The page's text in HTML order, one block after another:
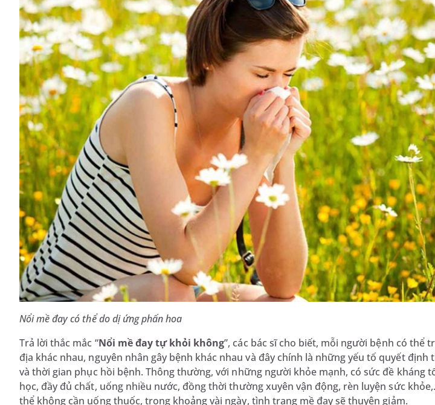
Nổi mề đay có thể do dị ứng phấn hoa
Trả lời thắc mắc “Nổi mề đay tự khỏi không”, các bác sĩ cho biết, mỗi người bệnh có thể
địa khác nhau, nguyên nhân gây bệnh khác nhau và đây chính là những yếu tố quyết định
và thời gian phục hồi bệnh. Thông thường, với những người khỏe mạnh, có sức đề kháng
học, đầy đủ chất, uống nhiều nước, đồng thời thường xuyên vận động, rèn luyện sức
thể không cần uống thuốc, trong khoảng vài ngày, tình trạng mề đay sẽ thuyên giảm.